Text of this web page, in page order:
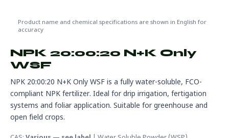
Product name and chemical specifications are shown in English for
accuracy
NPK 20:00:20 N+K Only
WSF
NPK 20:00:20 N+K Only WSF is a fully water-soluble, FCO-
compliant NPK fertilizer. Ideal for drip irrigation, fertigation
systems and foliar application. Suitable for greenhouse and
open field crops.